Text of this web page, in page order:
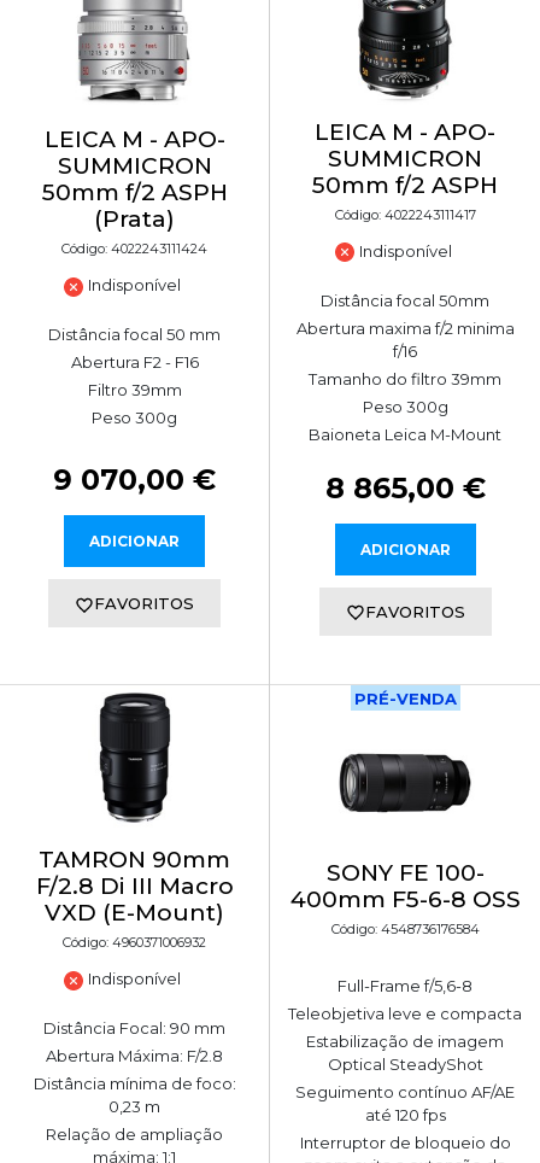
LEICA M - APO-
SUMMICRON
50mm f/2 ASPH
(Prata)
Código: 4022243111424
Indisponível
Distância focal 50 mm
Abertura F2 - F16
Filtro 39mm
Peso 300g
9 070,00 €
ADICIONAR
FAVORITOS
LEICA M - APO-
SUMMICRON
50mm f/2 ASPH
Código: 4022243111417
Indisponível
Distância focal 50mm
Abertura maxima f/2 minima
f/16
Tamanho do filtro 39mm
Peso 300g
Baioneta Leica M-Mount
8 865,00 €
ADICIONAR
FAVORITOS
TAMRON 90mm
F/2.8 Di III Macro
VXD (E-Mount)
Código: 4960371006932
Indisponível
Distância Focal: 90 mm
Abertura Máxima: F/2.8
Distância mínima de foco:
0,23 m
Relação de ampliação
máxima: 1:1
PRÉ-VENDA
SONY FE 100-
400mm F5-6-8 OSS
Código: 4548736176584
Full-Frame f/5,6-8
Teleobjetiva leve e compacta
Estabilização de imagem
Optical SteadyShot
Seguimento contínuo AF/AE
até 120 fps
Interruptor de bloqueio do